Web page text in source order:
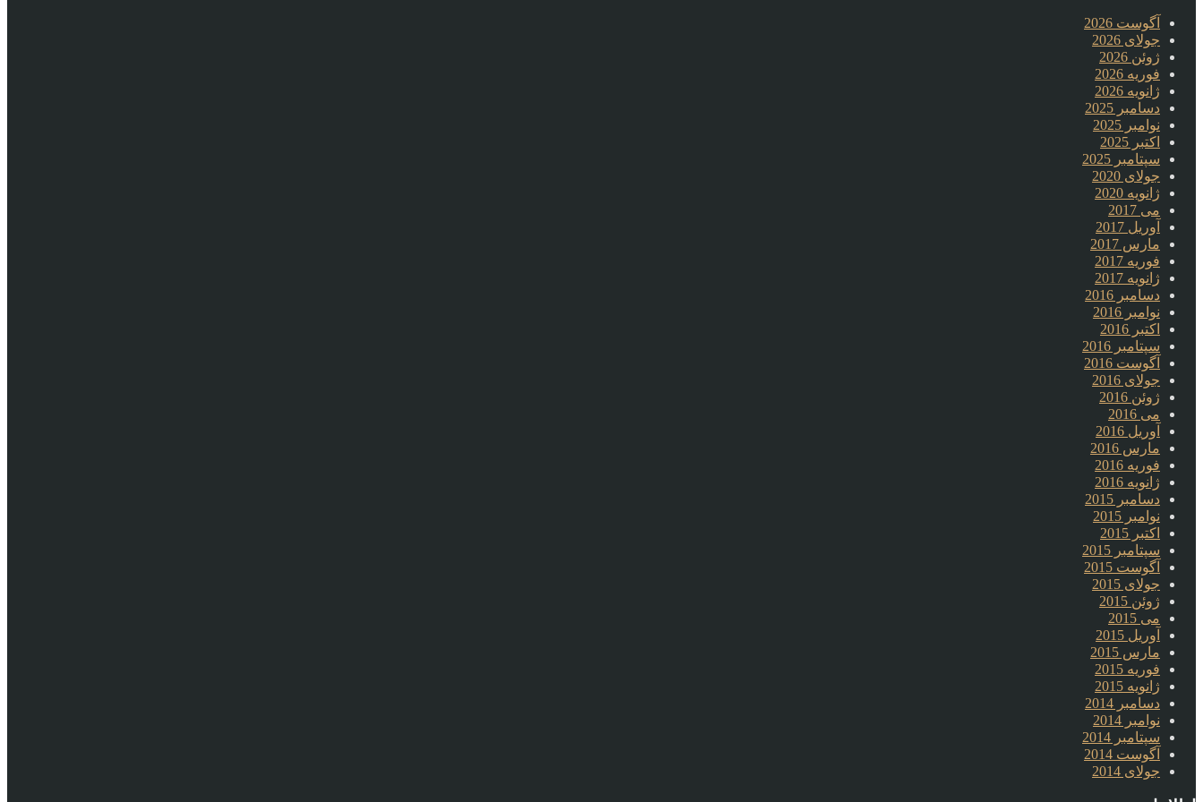
آگوست 2026
جولای 2026
ژوئن 2026
فوریه 2026
ژانویه 2026
دسامبر 2025
نوامبر 2025
اکتبر 2025
سپتامبر 2025
جولای 2020
ژانویه 2020
می 2017
آوریل 2017
مارس 2017
فوریه 2017
ژانویه 2017
دسامبر 2016
نوامبر 2016
اکتبر 2016
سپتامبر 2016
آگوست 2016
جولای 2016
ژوئن 2016
می 2016
آوریل 2016
مارس 2016
فوریه 2016
ژانویه 2016
دسامبر 2015
نوامبر 2015
اکتبر 2015
سپتامبر 2015
آگوست 2015
جولای 2015
ژوئن 2015
می 2015
آوریل 2015
مارس 2015
فوریه 2015
ژانویه 2015
دسامبر 2014
نوامبر 2014
سپتامبر 2014
آگوست 2014
جولای 2014